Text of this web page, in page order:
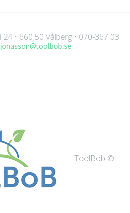
• 660 50 Vålberg • 070-367 03
ToolBob ©